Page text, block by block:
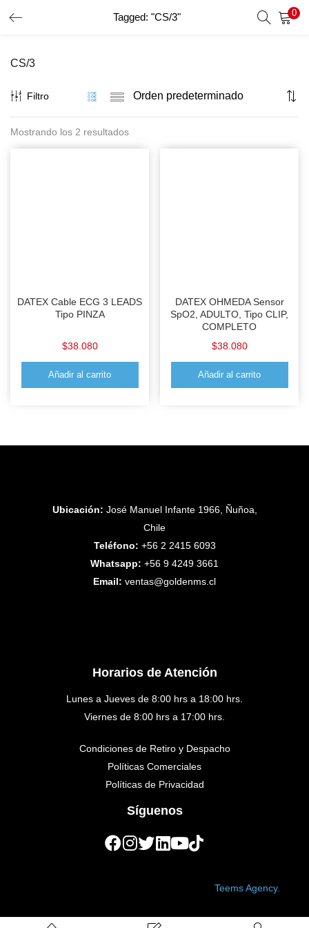
Tagged: "CS/3" 0
INICIO DE SESIÓN
Introduzca su nombre de usuario y contraseña para iniciar
Recordar Datos
CS/3
Filtro
Mostrando los 2 resultados
DATEX Cable ECG 3 LEADS
Tipo PINZA
$38.080
Añadir al carrito
DATEX OHMEDA Sensor
SpO2, ADULTO, Tipo CLIP,
COMPLETO
$38.080
Añadir al carrito
Ubicación: José Manuel Infante 1966, Ñuñoa,
Chile
Teléfono: +56 2 2415 6093
Whatsapp: +56 9 4249 3661
Email: ventas@goldenms.cl
Horarios de Atención
Lunes a Jueves de 8:00 hrs a 18:00 hrs.
Viernes de 8:00 hrs a 17:00 hrs.
Condiciones de Retiro y Despacho
Políticas Comerciales
Políticas de Privacidad
Síguenos
Teems Agency.